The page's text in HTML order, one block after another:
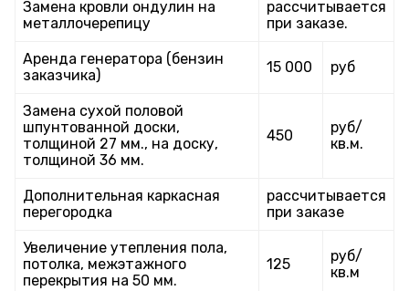
Замена кровли ондулин на
металлочерепицу
рассчитывается
при заказе.
Аренда генератора (бензин
заказчика)
15 000 руб
Замена сухой половой
шпунтованной доски,
толщиной 27 мм., на доску,
толщиной 36 мм.
450
руб/
кв.м.
Дополнительная каркасная
перегородка
рассчитывается
при заказе
Увеличение утепления пола,
потолка, межэтажного
перекрытия на 50 мм.
125
руб/
кв.м